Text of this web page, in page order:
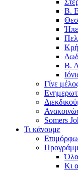
Β.
Β.
Γίνε
Somers
Τι κάνουμε
Κι